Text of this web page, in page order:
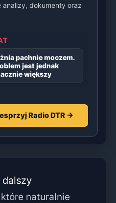
dokumenty oraz
pachnie moczem.
jest jednak
większy
Radio DTR →
dalszy
naturalnie